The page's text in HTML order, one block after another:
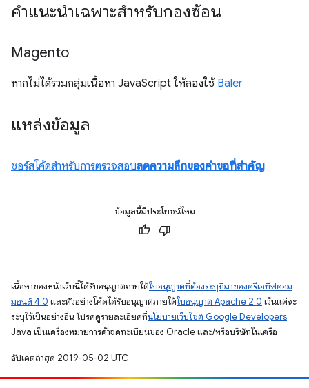
คำแนะนำเฉพาะสำหรับกองซ้อน
Magento
หากไม่ได้รวมกลุ่มเนื้อหา JavaScript ให้ลองใช้ Baler
แหล่งข้อมูล
ซอร์สโค้ดสำหรับการตรวจสอบลดความลึกของคำขอที่สำคัญ
ข้อมูลนี้มีประโยชน์ไหม
เนื้อหาของหน้าเว็บนี้ได้รับอนุญาตภายใต้ใบอนุญาตที่ต้องระบุที่มาของครีเอทีฟคอม
มอนส์ 4.0 และตัวอย่างโค้ดได้รับอนุญาตภายใต้ใบอนุญาต Apache 2.0 เว้นแต่จะ
ระบุไว้เป็นอย่างอื่น โปรดดูรายละเอียดที่นโยบายเว็บไซต์ Google Developers
Java เป็นเครื่องหมายการค้าจดทะเบียนของ Oracle และ/หรือบริษัทในเครือ
อัปเดตล่าสุด 2019-05-02 UTC